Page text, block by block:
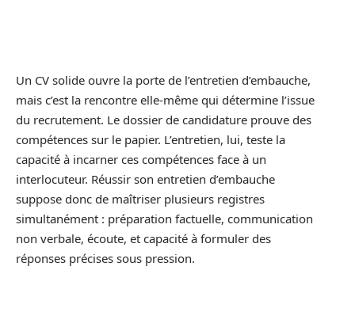
Un CV solide ouvre la porte de l’entretien d’embauche,
mais c’est la rencontre elle-même qui détermine l’issue
du recrutement. Le dossier de candidature prouve des
compétences sur le papier. L’entretien, lui, teste la
capacité à incarner ces compétences face à un
interlocuteur. Réussir son entretien d’embauche
suppose donc de maîtriser plusieurs registres
simultanément : préparation factuelle, communication
non verbale, écoute, et capacité à formuler des
réponses précises sous pression.